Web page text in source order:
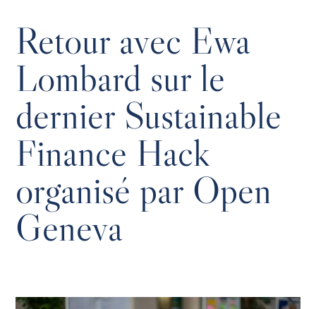
Retour avec Ewa
Lombard sur le
dernier Sustainable
Finance Hack
organisé par Open
Geneva